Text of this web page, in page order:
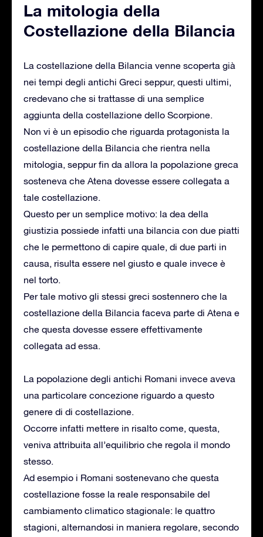
La mitologia della
Costellazione della Bilancia
La costellazione della Bilancia venne scoperta già
nei tempi degli antichi Greci seppur, questi ultimi,
credevano che si trattasse di una semplice
aggiunta della costellazione dello Scorpione.
Non vi è un episodio che riguarda protagonista la
costellazione della Bilancia che rientra nella
mitologia, seppur fin da allora la popolazione greca
sosteneva che Atena dovesse essere collegata a
tale costellazione.
Questo per un semplice motivo: la dea della
giustizia possiede infatti una bilancia con due piatti
che le permettono di capire quale, di due parti in
causa, risulta essere nel giusto e quale invece è
nel torto.
Per tale motivo gli stessi greci sostennero che la
costellazione della Bilancia faceva parte di Atena e
che questa dovesse essere effettivamente
collegata ad essa.
La popolazione degli antichi Romani invece aveva
una particolare concezione riguardo a questo
genere di di costellazione.
Occorre infatti mettere in risalto come, questa,
veniva attribuita all’equilibrio che regola il mondo
stesso.
Ad esempio i Romani sostenevano che questa
costellazione fosse la reale responsabile del
cambiamento climatico stagionale: le quattro
stagioni, alternandosi in maniera regolare, secondo